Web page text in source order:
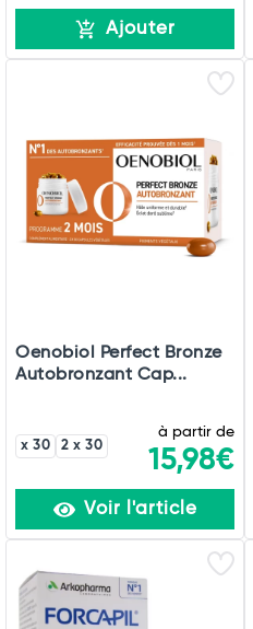
Ajouter
Oenobiol Perfect Bronze
Autobronzant Cap...
x 30 2 x 30
à partir de
15,98€
Voir l'article